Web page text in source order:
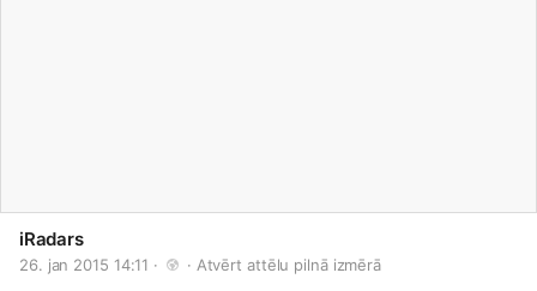
iRadars
26. jan 2015 14:11 · · Atvērt attēlu pilnā izmērā